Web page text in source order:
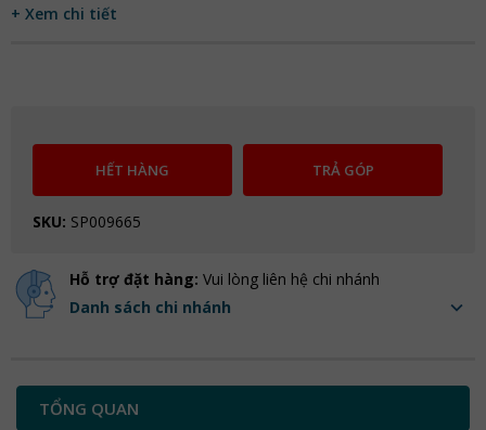
+ Xem chi tiết
HẾT HÀNG TRẢ GÓP
SKU: SP009665
Hỗ trợ đặt hàng: Vui lòng liên hệ chi nhánh
Danh sách chi nhánh
TỔNG QUAN